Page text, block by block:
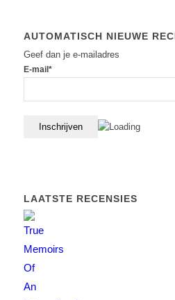
AUTOMATISCH NIEUWE
Geef dan je e-mailadres
E-mail*
LAATSTE RECENSIES